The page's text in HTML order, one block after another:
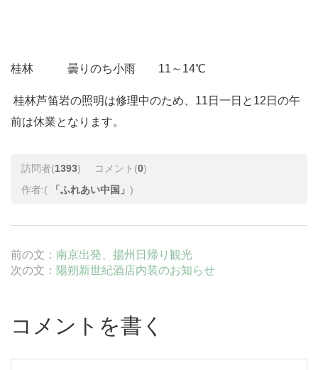
桂林 曇りのち小雨 11～14℃
桂林芦笛岩の照明は修理中のため、11日一日と12日の午
前は休業となります。
訪問者(1393) コメント(0)
作者:( 「ふれあい中国」 )
前の文： 南京出発、揚州日帰り観光
次の文： 陽朔新世紀酒店内装のお知らせ
コメントを書く